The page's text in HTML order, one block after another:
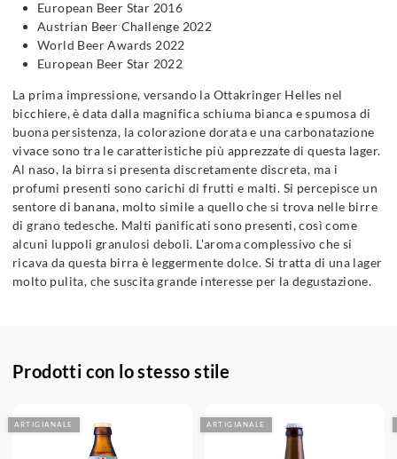
European Beer Star 2016
Austrian Beer Challenge 2022
World Beer Awards 2022
European Beer Star 2022
La prima impressione, versando la Ottakringer Helles nel
bicchiere, è data dalla magnifica schiuma bianca e spumosa di
buona persistenza, la colorazione dorata e una carbonatazione
vivace sono tra le caratteristiche più apprezzate di questa lager.
Al naso, la birra si presenta discretamente discreta, ma i
profumi presenti sono carichi di frutti e malti. Si percepisce un
sentore di banana, molto simile a quello che si trova nelle birre
di grano tedesche. Malti panificati sono presenti, così come
alcuni luppoli granulosi deboli. L'aroma complessivo che si
ricava da questa birra è leggermente dolce. Si tratta di una lager
molto pulita, che suscita grande interesse per la degustazione.
Prodotti con lo stesso stile
ARTIGIANALE ARTIGIANALE